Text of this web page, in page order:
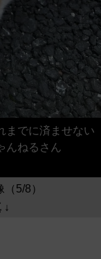
までに済ませない
んねるさん
5/8）